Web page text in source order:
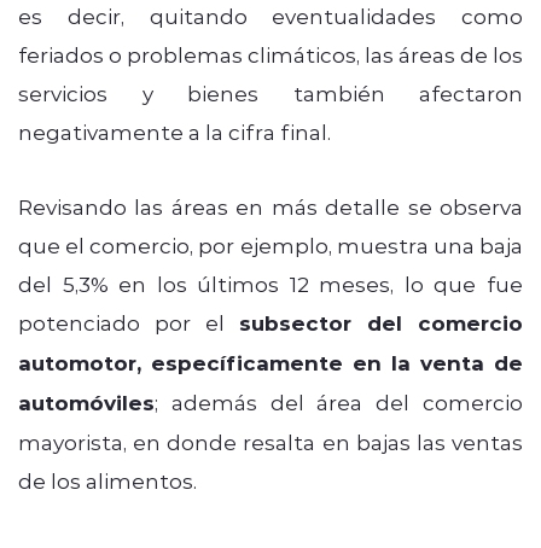
es decir, quitando eventualidades como
feriados o problemas climáticos, las áreas de los
servicios y bienes también afectaron
negativamente a la cifra final.
Revisando las áreas en más detalle se observa
que el comercio, por ejemplo, muestra una baja
del 5,3% en los últimos 12 meses, lo que fue
potenciado por el subsector del comercio
automotor, específicamente en la venta de
automóviles; además del área del comercio
mayorista, en donde resalta en bajas las ventas
de los alimentos.